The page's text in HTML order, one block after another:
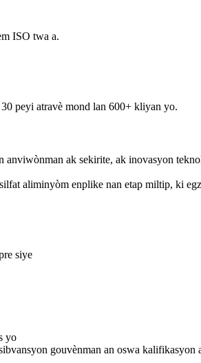
ISO twa a.
peyi atravè mond lan 600+ kliyan yo.
anviwònman ak sekirite, ak inovasyon
aliminyòm enplike nan etap miltip, ki
siye
yo
gouvènman an oswa